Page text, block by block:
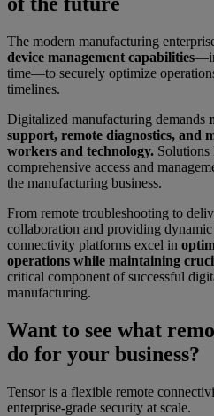
The modern manufacturing
device management capabilities
time—to securely optimize
timelines.
Digitalized manufacturing demands
support, remote diagnostics, and
workers and technology. Solutions
comprehensive access and
the manufacturing business.
From remote troubleshooting to
collaboration and providing
connectivity platforms excel in
operations while maintaining
critical component of successful
manufacturing.
Want to see what
do for your business?
Tensor is a flexible remote
enterprise-grade security at scale.